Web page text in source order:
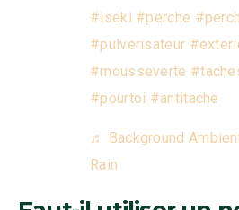
#iseki #perche
#pulverisateur
#mousseverte
#pourtoi #antitache
♬ Background
Rain